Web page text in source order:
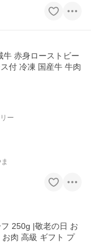
赤身ローストビー
付 冷凍 国産牛 牛肉
ー
老の日 お
肉 高級 ギフト プ